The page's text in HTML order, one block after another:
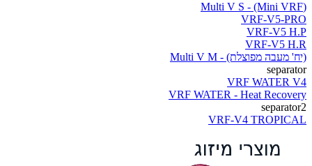
(Multi V S - (Mini VRF
VRF-V5-PRO
VRF-V5 H.P
VRF-V5 H.R
(יח' מעבה מפוצלת) - Multi V M
separator
VRF WATER V4
VRF WATER - Heat Recovery
separator2
VRF-V4 TROPICAL